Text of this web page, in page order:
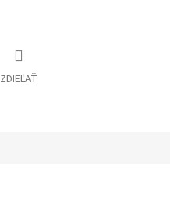
ZDIEĽAŤ